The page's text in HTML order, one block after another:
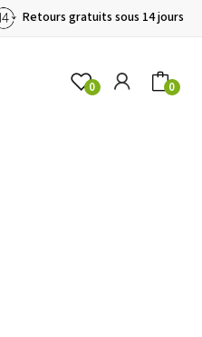
Retours gratuits sous 14 jours
0 0